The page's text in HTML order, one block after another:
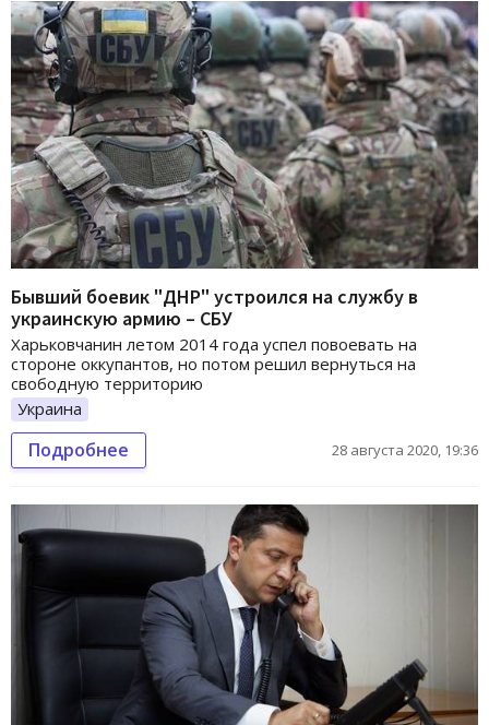
Бывший боевик "ДНР" устроился на службу в
украинскую армию – СБУ
Харьковчанин летом 2014 года успел повоевать на
стороне оккупантов, но потом решил вернуться на
свободную территорию
Украина
Подробнее 28 августа 2020, 19:36